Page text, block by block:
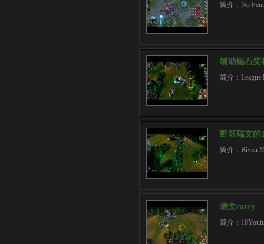
简介：No
辅助锤石笑
简介：League
野区瑞文的
简介：Riven
瑞文carry
简介：